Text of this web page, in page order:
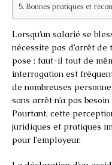
Bonnes pratiques et
Lorsqu’un salarié se
nécessite pas d’arrêt
pose : faut-il tout de
interrogation est
de nombreuses
sans arrêt n’a pas
Pourtant, cette
juridiques et pratiques
pour l’employeur.